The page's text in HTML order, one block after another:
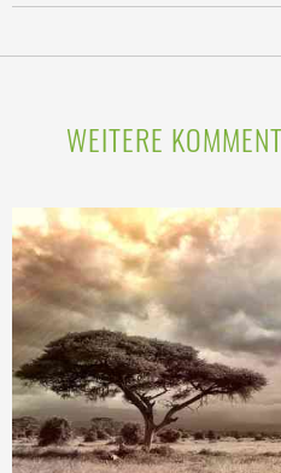
WEITERE